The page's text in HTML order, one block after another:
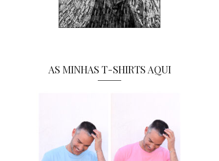
AS MINHAS T-SHIRTS AQUI